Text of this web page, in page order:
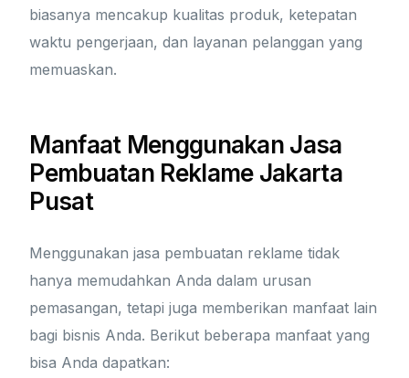
biasanya mencakup kualitas produk, ketepatan
waktu pengerjaan, dan layanan pelanggan yang
memuaskan.
Manfaat Menggunakan Jasa
Pembuatan Reklame Jakarta
Pusat
Menggunakan jasa pembuatan reklame tidak
hanya memudahkan Anda dalam urusan
pemasangan, tetapi juga memberikan manfaat lain
bagi bisnis Anda. Berikut beberapa manfaat yang
bisa Anda dapatkan: